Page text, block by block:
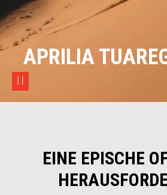
APRILIA
EINE EPISCHE